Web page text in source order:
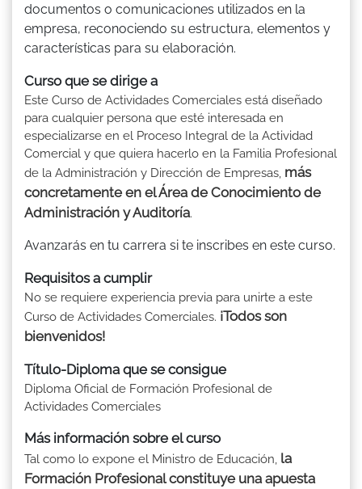
documentos o comunicaciones utilizados en la
empresa, reconociendo su estructura, elementos y
características para su elaboración.
Curso que se dirige a
Este Curso de Actividades Comerciales está diseñado
para cualquier persona que esté interesada en
especializarse en el Proceso Integral de la Actividad
Comercial y que quiera hacerlo en la Familia Profesional
de la Administración y Dirección de Empresas, más
concretamente en el Área de Conocimiento de
Administración y Auditoría.
Avanzarás en tu carrera si te inscribes en este curso.
Requisitos a cumplir
No se requiere experiencia previa para unirte a este
Curso de Actividades Comerciales. ¡Todos son
bienvenidos!
Título-Diploma que se consigue
Diploma Oficial de Formación Profesional de
Actividades Comerciales
Más información sobre el curso
Tal como lo expone el Ministro de Educación, la
Formación Profesional constituye una apuesta